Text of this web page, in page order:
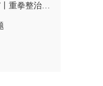
烟花爆竹 “严打严查 雷霆行动”丨重拳整治非法储存烟花爆竹 筑牢辖区安全防线